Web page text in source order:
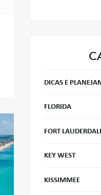
DICAS E
FLORIDA
FORT
KEY WEST
KISSIMMEE